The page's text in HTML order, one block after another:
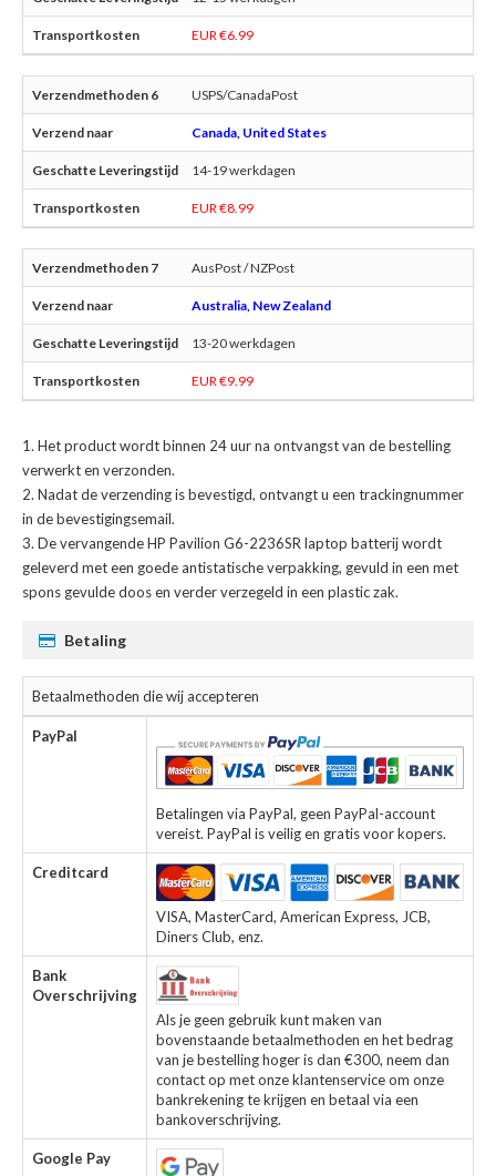
EUR €6.99
USPS/CanadaPost
Canada, United States
14-19 werkdagen
EUR €8.99
AusPost / NZPost
Australia, New Zealand
13-20 werkdagen
EUR €9.99
Het product wordt binnen 24 uur na ontvangst van de bestelling
verwerkt en verzonden.
Nadat de verzending is bevestigd, ontvangt u een trackingnummer
in de bevestigingsemail.
Devervangende HP Pavilion G6-2236SR laptop batterijwordt
geleverd met een goede antistatische verpakking, gevuld in een met
spons gevulde doos en verder verzegeld in een plastic zak.
Betaling
Betaalmethoden die wij accepteren
PayPal
Betalingen via PayPal, geen PayPal-account
vereist. PayPal is veilig en gratis voor kopers.
Creditcard
VISA, MasterCard, American Express, JCB,
Diners Club, enz.
Bank
Overschrijving
Als je geen gebruik kunt maken van
bovenstaande betaalmethoden en het bedrag
van je bestelling hoger is dan €300, neem dan
contact op met onze klantenservice om onze
bankrekening te krijgen en betaal via een
bankoverschrijving.
Google Pay